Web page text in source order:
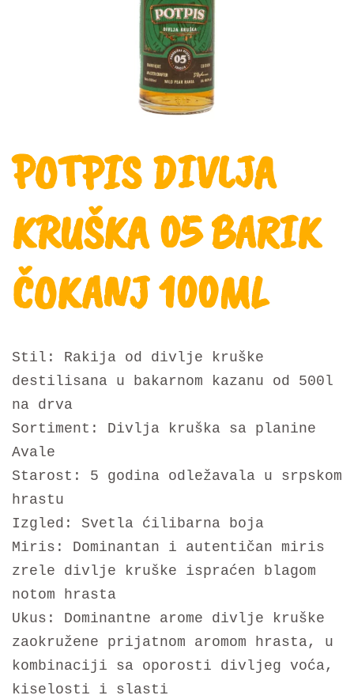
POTPIS DIVLJA
KRUŠKA 05 BARIK
ČOKANJ 100ML
Stil: Rakija od divlje kruške
destilisana u bakarnom kazanu od 500l
na drva
Sortiment: Divlja kruška sa planine
Avale
Starost: 5 godina odležavala u srpskom
hrastu
Izgled: Svetla ćilibarna boja
Miris: Dominantan i autentičan miris
zrele divlje kruške ispraćen blagom
notom hrasta
Ukus: Dominantne arome divlje kruške
zaokružene prijatnom aromom hrasta, u
kombinaciji sa oporosti divljeg voća,
kiselosti i slasti